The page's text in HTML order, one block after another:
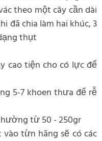
theo một cây cần dài
đã chia làm hai khúc, 3
thụt
cao tiện cho có lực để
5-7 khoen thưa để rễ
từ 50 - 250gr
từn hãng sẽ có các